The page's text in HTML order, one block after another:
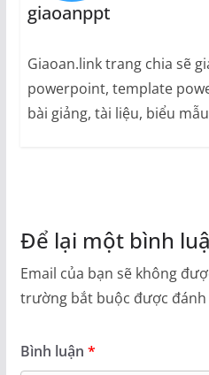
giaoanppt
Giaoan.link trang chia sẽ
powerpoint, template
bài giảng, tài liệu, biểu
Để lại một bình
Email của bạn sẽ không
trường bắt buộc được đánh
Bình luận *